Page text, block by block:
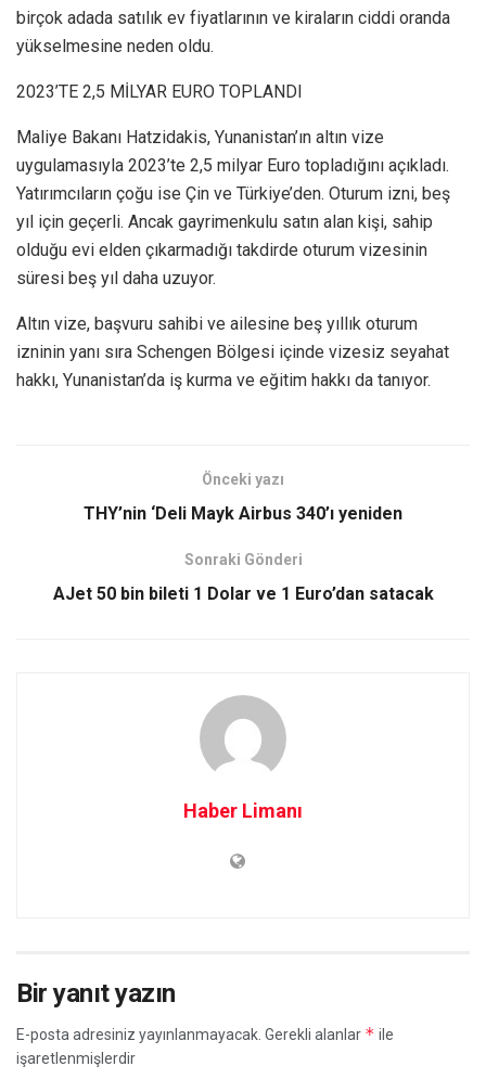
birçok adada satılık ev fiyatlarının ve kiraların ciddi oranda
yükselmesine neden oldu.
2023’TE 2,5 MİLYAR EURO TOPLANDI
Maliye Bakanı Hatzidakis, Yunanistan’ın altın vize
uygulamasıyla 2023’te 2,5 milyar Euro topladığını açıkladı.
Yatırımcıların çoğu ise Çin ve Türkiye’den. Oturum izni, beş
yıl için geçerli. Ancak gayrimenkulu satın alan kişi, sahip
olduğu evi elden çıkarmadığı takdirde oturum vizesinin
süresi beş yıl daha uzuyor.
Altın vize, başvuru sahibi ve ailesine beş yıllık oturum
izninin yanı sıra Schengen Bölgesi içinde vizesiz seyahat
hakkı, Yunanistan’da iş kurma ve eğitim hakkı da tanıyor.
Önceki yazı
THY’nin ‘Deli Mayk Airbus 340’ı yeniden
Sonraki Gönderi
AJet 50 bin bileti 1 Dolar ve 1 Euro’dan satacak
Haber Limanı
Bir yanıt yazın
E-posta adresiniz yayınlanmayacak. Gerekli alanlar * ile
işaretlenmişlerdir